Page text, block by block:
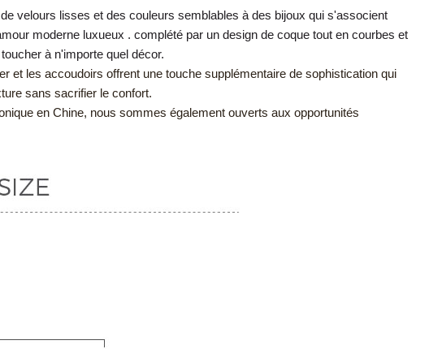
velours lisses et des couleurs semblables à des bijoux qui s'associent
moderne luxueux . complété par un design de coque tout en courbes et
à n'importe quel décor.
et les accoudoirs offrent une touche supplémentaire de sophistication qui
sans sacrifier le confort.
en Chine, nous sommes également ouverts aux opportunités